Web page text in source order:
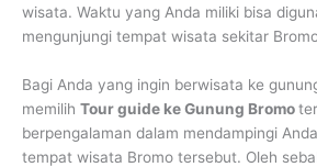
wisata. Waktu yang Anda miliki bisa
mengunjungi tempat wisata sekitar
Bagi Anda yang ingin berwisata ke
memilih Tour guide ke Gunung Bromo
berpengalaman dalam mendampingi
tempat wisata Bromo tersebut. Oleh